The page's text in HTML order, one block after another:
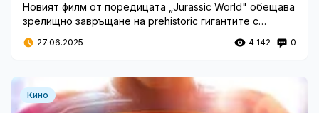
Новият филм от поредицата „Jurassic World" обещава
зрелищно завръщане на prehistoric гигантите с
прогнозиран впечатляващ финансов дебют между
$120 и $140 милиона, който ще задоволи очакванията
27.06.2025 4 142 0
Кино